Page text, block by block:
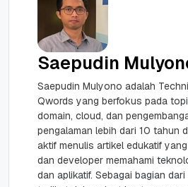
Saepudin
Saepudin Mulyono adalah
Qwords yang berfokus pada
domain, cloud, dan
pengalaman lebih dari 10 tahun
aktif menulis artikel edukatif
dan developer memahami
dan aplikatif. Sebagai bagian